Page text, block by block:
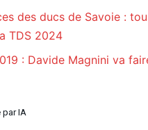
des ducs de Savoie :
TDS 2024
: Davide Magnini va
IA